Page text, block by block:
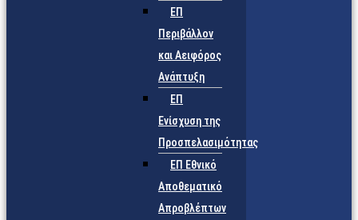
ΕΠ
Περιβάλλον
και Αειφόρος
Ανάπτυξη
ΕΠ
Ενίσχυση της
Προσπελασιμότητας
ΕΠ Εθνικό
Αποθεματικό
Απροβλέπτων